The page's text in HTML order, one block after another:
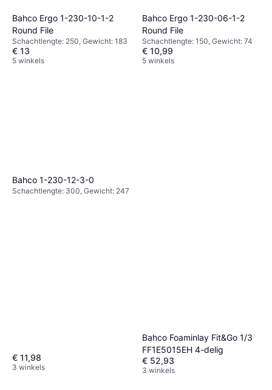
Bahco Ergo 1-230-10-1-2
Round File
Schachtlengte: 250, Gewicht: 183
€ 13
5 winkels
Bahco Ergo 1-230-06-1-2
Round File
Schachtlengte: 150, Gewicht: 74
€ 10,99
5 winkels
Bahco 1-230-12-3-0
Schachtlengte: 300, Gewicht: 247
€ 11,98
3 winkels
Bahco Foaminlay Fit&Go 1/3
FF1E5015EH 4-delig
€ 52,93
3 winkels